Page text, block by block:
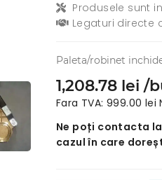
Produsele sunt
Legaturi directe
Paleta/robinet
1,208.78 lei /
Fara TVA: 999.00 lei
Ne poți contacta
cazul în care